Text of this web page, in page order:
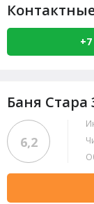
Баня Стара
6,2